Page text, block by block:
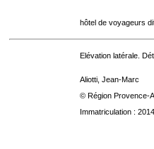
hôtel de voyageurs
Elévation latérale.
Aliotti, Jean-Marc
© Région Provence-
Immatriculation :